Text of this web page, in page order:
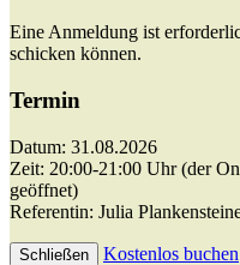
Eine Anmeldung ist
schicken können.
Termin
Datum: 31.08.2026
Zeit: 20:00-21:00 Uhr (der
geöffnet)
Referentin: Julia
Schließen Kostenlos buchen